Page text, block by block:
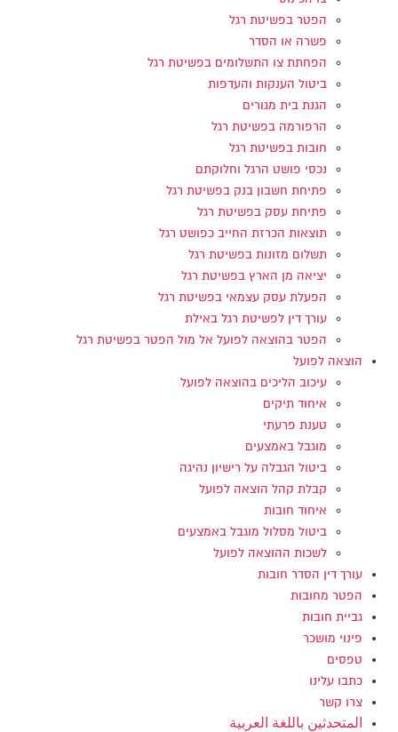
הפטר בפשיטת רגל
פשרה או הסדר
הפחתת צו התשלומים בפשיטת רגל
ביטול הענקות והעדפות
הגנת בית מגורים
הרפורמה בפשיטת רגל
חובות בפשיטת רגל
נכסי פושט הרגל וחלוקתם
פתיחת חשבון בנק בפשיטת רגל
פתיחת עסק בפשיטת רגל
תוצאות הכרזת החייב כפושט רגל
תשלום מזונות בפשיטת רגל
יציאה מן הארץ בפשיטת רגל
הפעלת עסק עצמאי בפשיטת רגל
עורך דין לפשיטת רגל באילת
הפטר בהוצאה לפועל אל מול הפטר בפשיטת רגל
הוצאה לפועל
עיכוב הליכים בהוצאה לפועל
איחוד תיקים
טענת פרעתי
מוגבל באמצעים
ביטול הגבלה על רישיון נהיגה
קבלת קהל הוצאה לפועל
איחוד חובות
ביטול מסלול מוגבל באמצעים
לשכות ההוצאה לפועל
עורך דין הסדר חובות
הפטר מחובות
גביית חובות
פינוי מושכר
טפסים
כתבו עלינו
צרו קשר
المتحدثين باللغة العربية